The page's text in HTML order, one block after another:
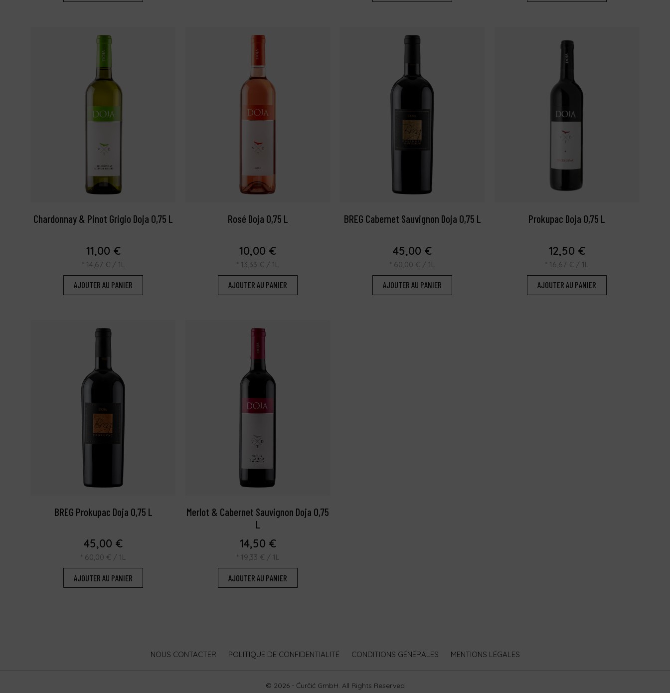
Chardonnay & Pinot Grigio Doja 0,75 L
11,00 €
* 14,67 € / 1L
AJOUTER AU PANIER
Rosé Doja 0,75 L
10,00 €
* 13,33 € / 1L
AJOUTER AU PANIER
BREG Cabernet Sauvignon Doja 0,75 L
45,00 €
* 60,00 € / 1L
AJOUTER AU PANIER
Prokupac Doja 0,75 L
12,50 €
* 16,67 € / 1L
AJOUTER AU PANIER
BREG Prokupac Doja 0,75 L
45,00 €
* 60,00 € / 1L
AJOUTER AU PANIER
Merlot & Cabernet Sauvignon Doja 0,75
L
14,50 €
* 19,33 € / 1L
AJOUTER AU PANIER
NOUS CONTACTER POLITIQUE DE CONFIDENTIALITÉ CONDITIONS GÉNÉRALES MENTIONS LÉGALES
© 2026 - Ćurčić GmbH. All Rights Reserved